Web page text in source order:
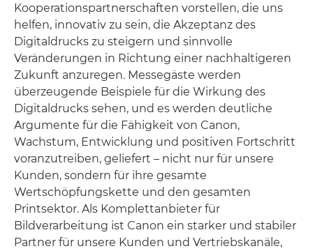
Kooperationspartnerschaften vorstellen, die uns
helfen, innovativ zu sein, die Akzeptanz des
Digitaldrucks zu steigern und sinnvolle
Veränderungen in Richtung einer nachhaltigeren
Zukunft anzuregen. Messegäste werden
überzeugende Beispiele für die Wirkung des
Digitaldrucks sehen, und es werden deutliche
Argumente für die Fähigkeit von Canon,
Wachstum, Entwicklung und positiven Fortschritt
voranzutreiben, geliefert – nicht nur für unsere
Kunden, sondern für ihre gesamte
Wertschöpfungskette und den gesamten
Printsektor. Als Komplettanbieter für
Bildverarbeitung ist Canon ein starker und stabiler
Partner für unsere Kunden und Vertriebskanäle,